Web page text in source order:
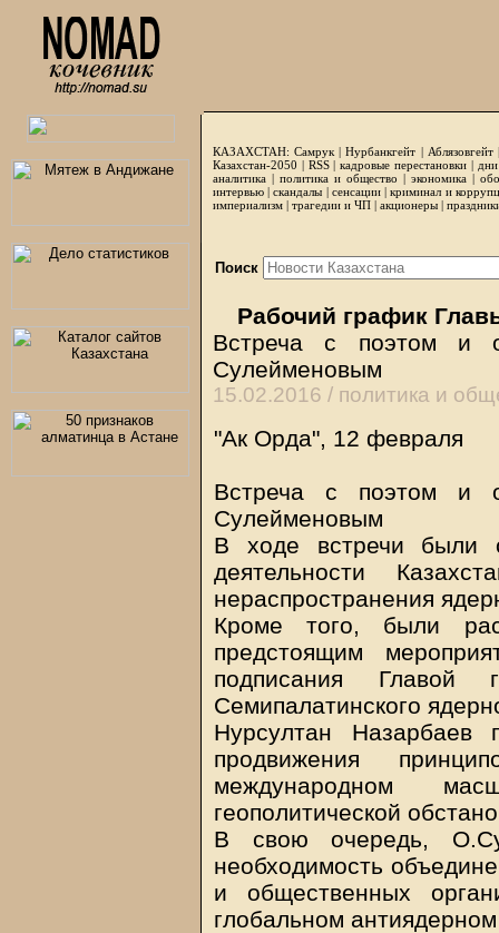
КАЗАХСТАН: Самрук |Нурбанкгейт | Аблязовгейт
Казахстан-2050 | RSS|кадровые перестановки|
аналитика | политика и общество | экономика |
интервью |скандалы | сенсации|криминал и
империализм | трагедии и ЧП | акционеры |
Поиск
Рабочий график
Встреча с поэтом и
Сулейменовым
15.02.2016 / политика и
"Ак Орда", 12 февраля
Встреча с поэтом и
Сулейменовым
В ходе встречи были
деятельности
нераспространения
Кроме того, были
предстоящим
подписания Главой
Семипалатинского
Нурсултан Назарбаев
продвижения
международном
геополитической
В свою очередь,
необходимость
и общественных
глобальном